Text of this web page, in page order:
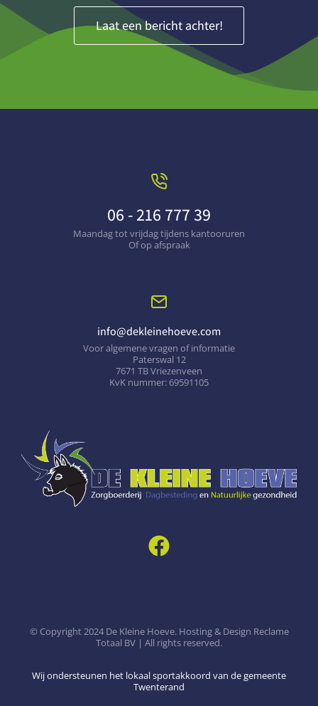
Laat een bericht achter!
06 - 216 777 39
Maandag tot vrijdag tijdens kantooruren
Of op afspraak
info@dekleinehoeve.com
Voor algemene vragen of informatie
Paterswal 12
7671 TB Vriezenveen
KvK nummer: 69591105
© Copyright 2024 De Kleine Hoeve. Hosting & Design Reclame
Totaal BV | All rights reserved.
Wij ondersteunen het lokaal sportakkoord van de gemeente
Twenterand